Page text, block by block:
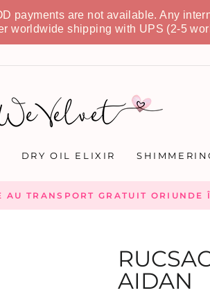
payments are not available. Any
worldwide shipping with UPS (2-5
DRY OIL ELIXIR
AU TRANSPORT GRATUIT ORIUNDE
AIDAN